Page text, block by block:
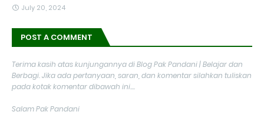
July 20, 2024
POST A COMMENT
Terima kasih atas kunjungannya di Blog Pak Pandani | Belajar dan
Berbagi. Jika ada pertanyaan, saran, dan komentar silahkan tuliskan
pada kotak komentar dibawah ini....
Salam Pak Pandani